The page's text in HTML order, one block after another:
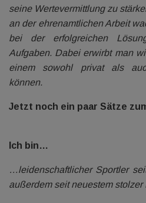
seine Wertevermittlung zu
an der ehrenamtlichen Arbeit
bei der erfolgreichen
Aufgaben. Dabei erwirbt man
einem sowohl privat als
können.
Jetzt noch ein paar Sätze
Ich bin…
…leidenschaftlicher Sportler
außerdem seit neuestem stolzer